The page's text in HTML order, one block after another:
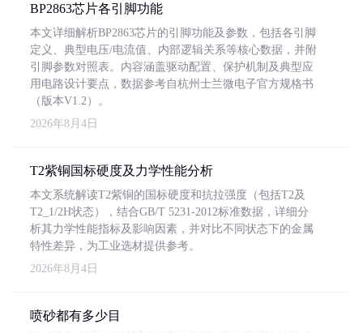
BP2863芯片各引脚功能
本文详细解析BP2863芯片的引脚功能及参数，包括各引脚
定义、典型电压/电流值、内部逻辑关系等核心数据，并附
引脚参数对照表。内容涵盖驱动配置、保护机制及典型应
用电路设计要点，数据参考自杭州士兰微电子官方规格书
（版本V1.2）。
2026年8月4日
T2紫铜国标硬度及力学性能分析
本文系统解读T2紫铜的国标硬度和抗拉强度（包括T2及
T2_1/2H状态），结合GB/T 5231-2012标准数据，详细分
析其力学性能指标及影响因素，并对比不同状态下的金属
特性差异，为工业选材提供参考。
2026年8月4日
喷砂都有多少目